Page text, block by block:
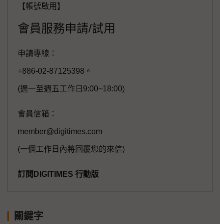
【帳號啟用】
會員服務申請/試用
申請專線：
+886-02-87125398。
(週一至週五工作日9:00~18:00)
會員信箱：
member@digitimes.com
(一個工作日內將回覆您的來信)
訂閱DIGITIMES 行動版
關鍵字